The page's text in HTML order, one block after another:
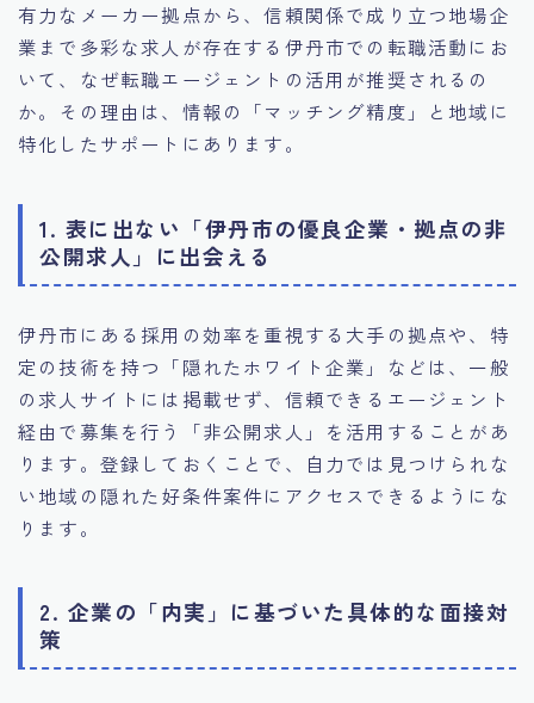
有力なメーカー拠点から、信頼関係で成り立つ地場企
業まで多彩な求人が存在する伊丹市での転職活動にお
いて、なぜ転職エージェントの活用が推奨されるの
か。その理由は、情報の「マッチング精度」と地域に
特化したサポートにあります。
1. 表に出ない「伊丹市の優良企業・拠点の非
公開求人」に出会える
伊丹市にある採用の効率を重視する大手の拠点や、特
定の技術を持つ「隠れたホワイト企業」などは、一般
の求人サイトには掲載せず、信頼できるエージェント
経由で募集を行う「非公開求人」を活用することがあ
ります。登録しておくことで、自力では見つけられな
い地域の隠れた好条件案件にアクセスできるようにな
ります。
2. 企業の「内実」に基づいた具体的な面接対
策